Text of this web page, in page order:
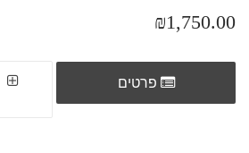
₪1,750.00
פרטים